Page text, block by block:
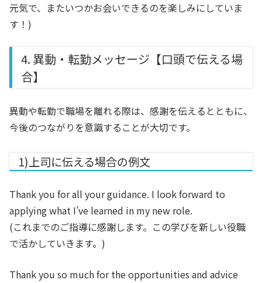
元気で、またいつかお会いできるのを楽しみにしていま
す！)
4. 異動・転勤メッセージ【口頭で伝える場
合】
異動や転勤で職場を離れる際は、感謝を伝えるとともに、
今後のつながりを意識することが大切です。
1)上司に伝える場合の例文
Thank you for all your guidance. I look forward to
applying what I’ve learned in my new role.
(これまでのご指導に感謝します。この学びを新しい役職
で活かしていきます。)
Thank you so much for the opportunities and advice